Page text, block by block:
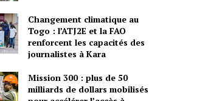
Changement climatique au
Togo : l’ATJ2E et la FAO
renforcent les capacités des
journalistes à Kara
Mission 300 : plus de 50
milliards de dollars mobilisés